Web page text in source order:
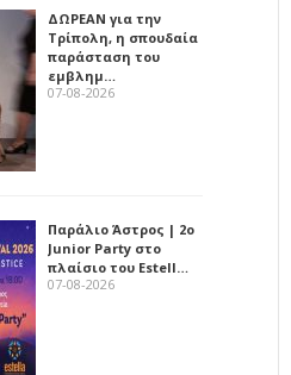
ΔΩΡΕΑΝ για την
Τρίπολη, η σπουδαία
παράσταση του
εμβλημ…
07-08-2026
Παράλιο Άστρος | 2ο
Junior Party στο
πλαίσιο του Estell…
07-08-2026